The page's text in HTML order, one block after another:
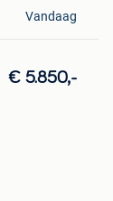
Vandaag
€ 5.850,-